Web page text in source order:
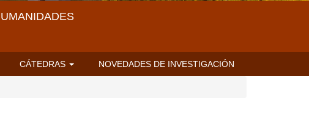
CÁTEDRAS NOVEDADES DE INVESTIGACIÓN